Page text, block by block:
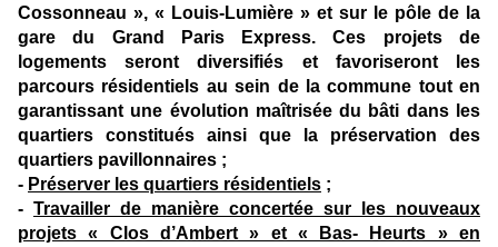
Cossonneau », « Louis-Lumière » et sur le pôle de la
gare du Grand Paris Express. Ces projets de
logements seront diversifiés et favoriseront les
parcours résidentiels au sein de la commune tout en
garantissant une évolution maîtrisée du bâti dans les
quartiers constitués ainsi que la préservation des
quartiers pavillonnaires ;
- Préserver les quartiers résidentiels ;
- Travailler de manière concertée sur les nouveaux
projets « Clos d’Ambert » et « Bas- Heurts » en